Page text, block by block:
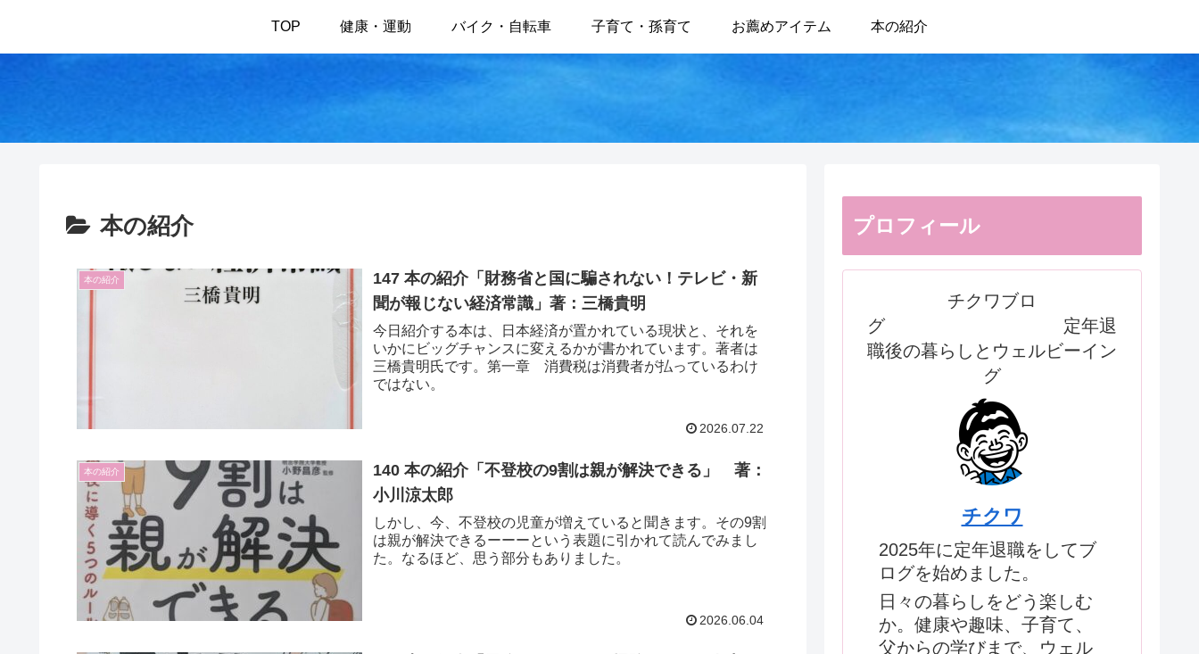
TOP 健康・運動 バイク・自転車 子育て・孫育て お薦めアイテム 本の紹介
本の紹介
本の紹介
147 本の紹介「財務省と国に騙されない！テレビ・新
聞が報じない経済常識」著：三橋貴明
今日紹介する本は、日本経済が置かれている現状と、それを
いかにビッグチャンスに変えるかが書かれています。著者は
三橋貴明氏です。第一章 消費税は消費者が払っているわけ
ではない。
2026.07.22
本の紹介
140 本の紹介「不登校の9割は親が解決できる」 著：
小川涼太郎
しかし、今、不登校の児童が増えていると聞きます。その9割
は親が解決できるーーーという表題に引かれて読んでみまし
た。なるほど、思う部分もありました。
2026.06.04
プロフィール
チクワブロ
グ 定年退
職後の暮らしとウェルビーイン
グ
チクワ
2025年に定年退職をしてブ
ログを始めました。
日々の暮らしをどう楽しむ
か。健康や趣味、子育て、
父からの学びまで、ウェル